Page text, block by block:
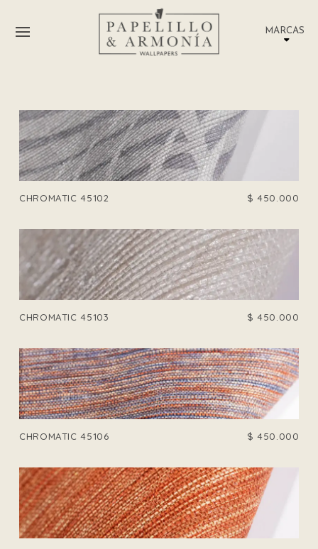
MARCAS
CHROMATIC 45102 $ 450.000
CHROMATIC 45103 $ 450.000
CHROMATIC 45106 $ 450.000